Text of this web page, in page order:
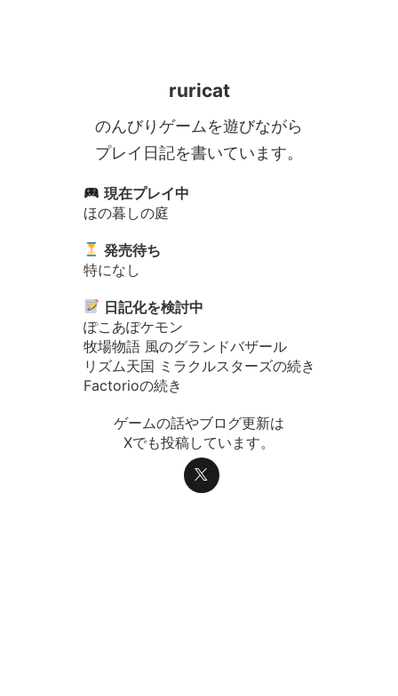
ruricat
のんびりゲームを遊びながら
プレイ日記を書いています。
現在プレイ中
ほの暮しの庭
発売待ち
特になし
日記化を検討中
ぽこあぽケモン
牧場物語 風のグランドバザール
リズム天国 ミラクルスターズの続き
Factorioの続き
ゲームの話やブログ更新は
Xでも投稿しています。